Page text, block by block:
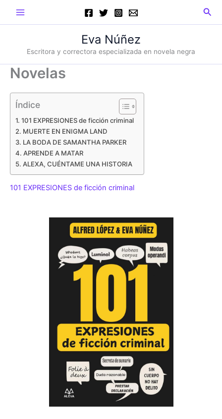
Main
Menu
Eva Núñez
Escritora y correctora especializada en novela negra
Novelas
Índice
101 EXPRESIONES de ficción criminal
MUERTE EN ENIGMA LAND
LA BODA DE SAMANTHA PARKER
APRENDE A MATAR
ALEXA, CUÉNTAME UNA HISTORIA
101 EXPRESIONES de ficción criminal